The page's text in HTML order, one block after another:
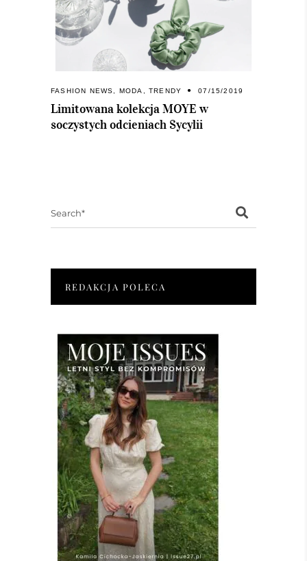
FASHION NEWS MODA ,TRENDY 07/15/2019
Limitowana kolekcja MOYE w
soczystych odcieniach Sycylii
REDAKCJA POLECA